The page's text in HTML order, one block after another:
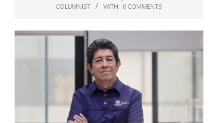
COLUMNIST
WITH: 0 COMMENTS